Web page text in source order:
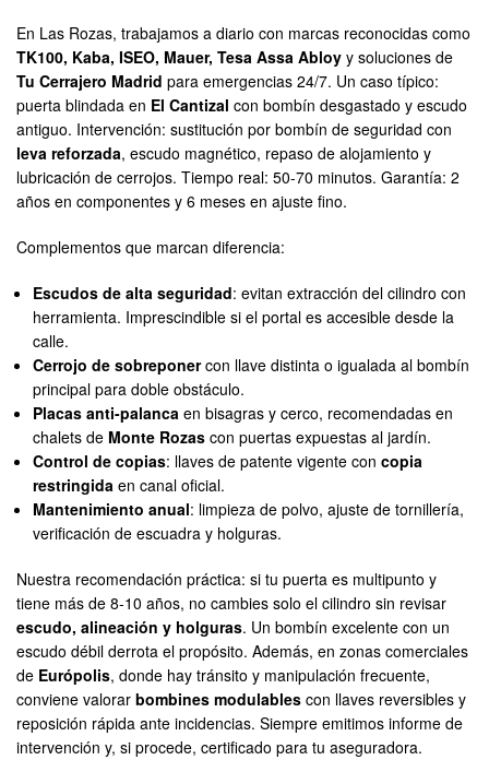
En Las Rozas, trabajamos a diario con marcas reconocidas como
TK100, Kaba, ISEO, Mauer, Tesa Assa Abloy y soluciones de
Tu Cerrajero Madrid para emergencias 24/7. Un caso típico:
puerta blindada en El Cantizal con bombín desgastado y escudo
antiguo. Intervención: sustitución por bombín de seguridad con
leva reforzada, escudo magnético, repaso de alojamiento y
lubricación de cerrojos. Tiempo real: 50-70 minutos. Garantía: 2
años en componentes y 6 meses en ajuste fino.
Complementos que marcan diferencia:
Escudos de alta seguridad: evitan extracción del cilindro con
herramienta. Imprescindible si el portal es accesible desde la
calle.
Cerrojo de sobreponercon llave distinta o igualada al bombín
principal para doble obstáculo.
Placas anti-palanca en bisagras y cerco, recomendadas en
chalets de Monte Rozas con puertas expuestas al jardín.
Control de copias: llaves de patente vigente concopia
restringida en canal oficial.
Mantenimiento anual: limpieza de polvo, ajuste de tornillería,
verificación de escuadra y holguras.
Nuestra recomendación práctica: si tu puerta es multipunto y
tiene más de 8-10 años, no cambies solo el cilindro sin revisar
escudo, alineación y holguras. Un bombín excelente con un
escudo débil derrota el propósito. Además, en zonas comerciales
de Európolis, donde hay tránsito y manipulación frecuente,
conviene valorar bombines modulables con llaves reversibles y
reposición rápida ante incidencias. Siempre emitimos informe de
intervención y, si procede, certificado para tu aseguradora.